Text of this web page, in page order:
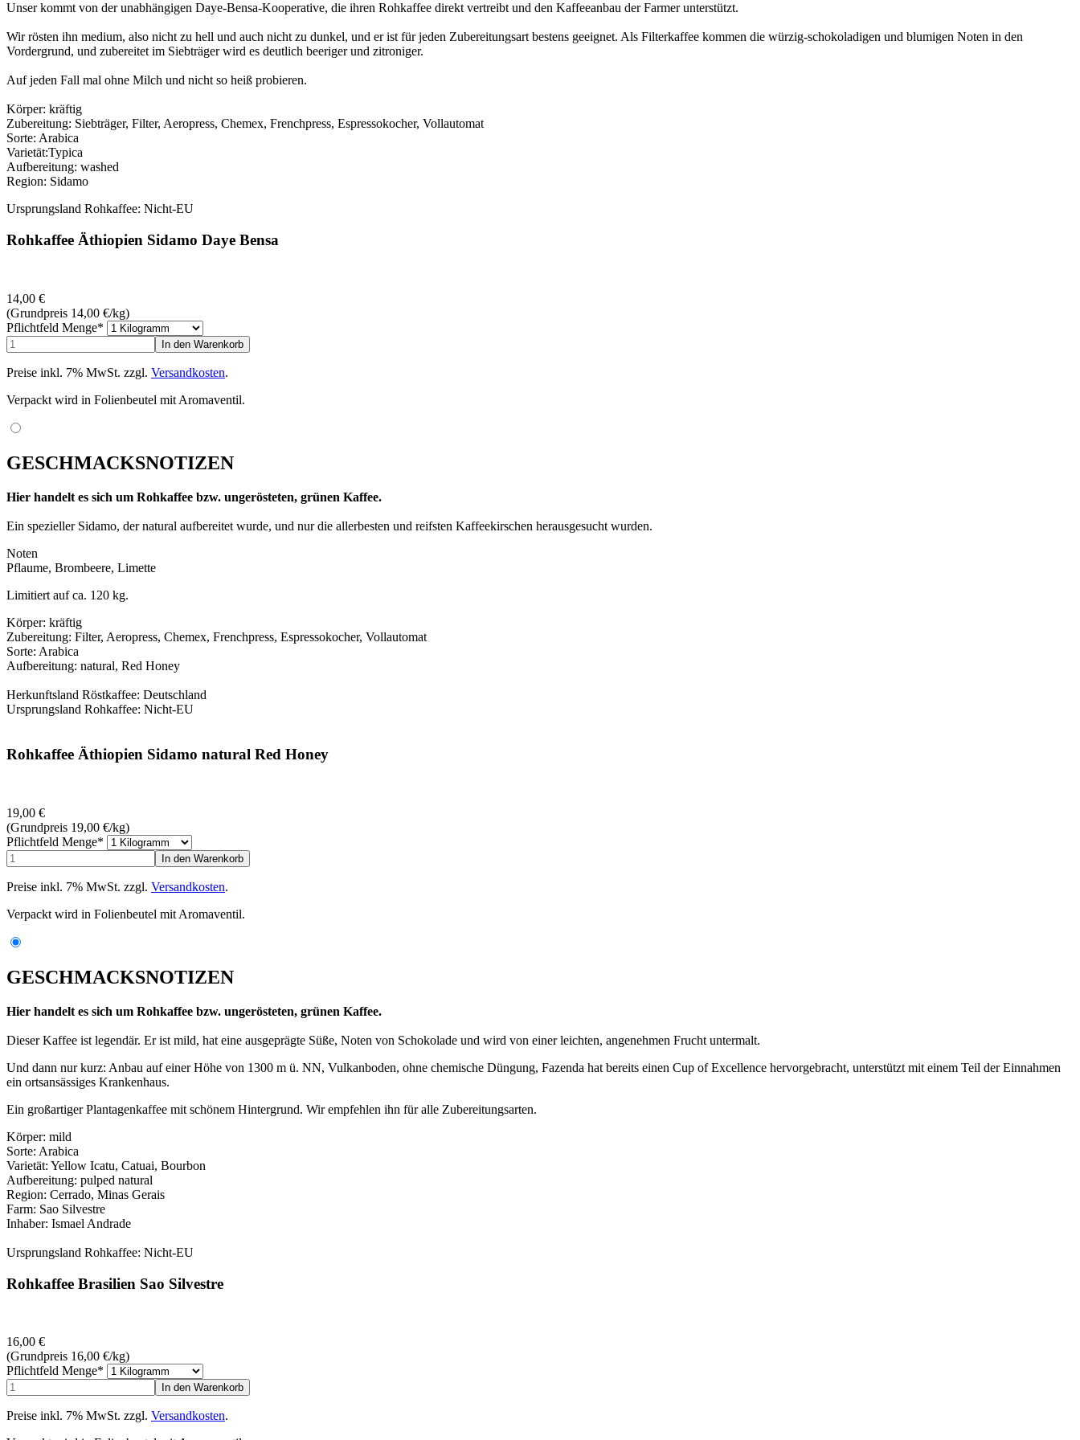
Unser kommt von der unabhängigen Daye-Bensa-Kooperative, die ihren Rohkaffee direkt vertreibt und den Kaffeeanbau der Farmer unterstützt.
Wir rösten ihn medium, also nicht zu hell und auch nicht zu dunkel, und er ist für jeden Zubereitungsart bestens geeignet. Als Filterkaffee kommen die würzig-schokoladigen und blumigen Noten in den
Vordergrund, und zubereitet im Siebträger wird es deutlich beeriger und zitroniger.
Auf jeden Fall mal ohne Milch und nicht so heiß probieren.
Körper: kräftig
Zubereitung: Siebträger, Filter, Aeropress, Chemex, Frenchpress, Espressokocher, Vollautomat
Sorte: Arabica
Varietät:Typica
Aufbereitung: washed
Region: Sidamo
Ursprungsland Rohkaffee: Nicht-EU
Rohkaffee Äthiopien Sidamo Daye Bensa
14,00 €
(Grundpreis 14,00 €/kg)
Pflichtfeld Menge*
Preise inkl. 7% MwSt. zzgl. Versandkosten.
Verpackt wird in Folienbeutel mit Aromaventil.
GESCHMACKSNOTIZEN
Hier handelt es sich um Rohkaffee bzw. ungerösteten, grünen Kaffee.
Ein spezieller Sidamo, der natural aufbereitet wurde, und nur die allerbesten und reifsten Kaffeekirschen herausgesucht wurden.
Noten
Pflaume, Brombeere, Limette
Limitiert auf ca. 120 kg.
Körper: kräftig
Zubereitung: Filter, Aeropress, Chemex, Frenchpress, Espressokocher, Vollautomat
Sorte: Arabica
Aufbereitung: natural, Red Honey
Herkunftsland Röstkaffee: Deutschland
Ursprungsland Rohkaffee: Nicht-EU
Rohkaffee Äthiopien Sidamo natural Red Honey
19,00 €
(Grundpreis 19,00 €/kg)
Pflichtfeld Menge*
Preise inkl. 7% MwSt. zzgl. Versandkosten.
Verpackt wird in Folienbeutel mit Aromaventil.
GESCHMACKSNOTIZEN
Hier handelt es sich um Rohkaffee bzw. ungerösteten, grünen Kaffee.
Dieser Kaffee ist legendär. Er ist mild, hat eine ausgeprägte Süße, Noten von Schokolade und wird von einer leichten, angenehmen Frucht untermalt.
Und dann nur kurz: Anbau auf einer Höhe von 1300 m ü. NN, Vulkanboden, ohne chemische Düngung, Fazenda hat bereits einen Cup of Excellence hervorgebracht, unterstützt mit einem Teil der Einnahmen
ein ortsansässiges Krankenhaus.
Ein großartiger Plantagenkaffee mit schönem Hintergrund. Wir empfehlen ihn für alle Zubereitungsarten.
Körper: mild
Sorte: Arabica
Varietät: Yellow Icatu, Catuai, Bourbon
Aufbereitung: pulped natural
Region: Cerrado, Minas Gerais
Farm: Sao Silvestre
Inhaber: Ismael Andrade
Ursprungsland Rohkaffee: Nicht-EU
Rohkaffee Brasilien Sao Silvestre
16,00 €
(Grundpreis 16,00 €/kg)
Pflichtfeld Menge*
Preise inkl. 7% MwSt. zzgl. Versandkosten.